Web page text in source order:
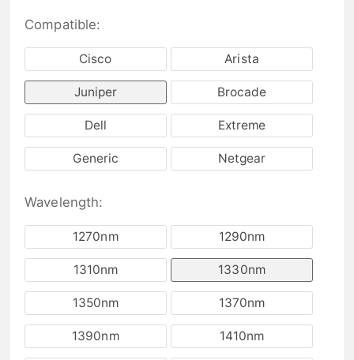
Compatible:
Cisco Arista
Juniper Brocade
Dell Extreme
Generic Netgear
Wavelength:
1270nm 1290nm
1310nm 1330nm
1350nm 1370nm
1390nm 1410nm